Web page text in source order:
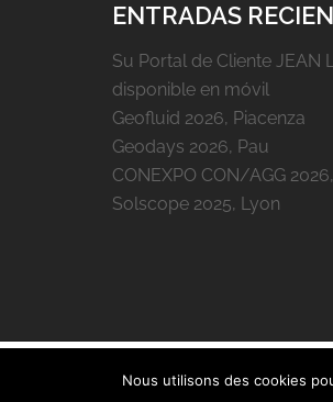
ENTRADAS
Su Portal de Cliente JEAN
disponible en móvil
Geofluid 2026, Piacenza
Geodays 2026, Pau
CONEXPO CON/AGG
Solscope 2025, Lyon
Nous utilisons des cookies